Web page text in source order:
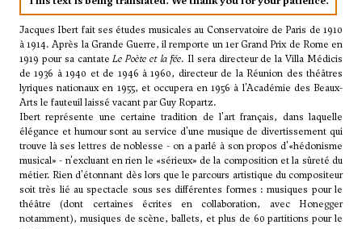
Jacques Ibert fait ses études musicales au Conservatoire de Paris de 1910
à 1914. Après la Grande Guerre, il remporte un 1er Grand Prix de Rome en
1919 pour sa cantateLe Poète et la fée. Il sera directeur de la Villa Médicis
de 1936 à 1940 et de 1946 à 1960, directeur de la Réunion des théâtres
lyriques nationaux en 1955, et occupera en 1956 à l'Académie des Beaux-
Arts le fauteuil laissé vacant par Guy Ropartz.
Ibert représente une certaine tradition de l'art français, dans laquelle
élégance et humour sont au service d'une musique de divertissement qui
trouve là ses lettres de noblesse - on a parlé à son propos d'«hédonisme
musical» - n'excluant en rien le «sérieux» de la composition et la sûreté du
métier. Rien d'étonnant dès lors que le parcours artistique du compositeur
soit très lié au spectacle sous ses différentes formes : musiques pour le
théâtre (dont certaines écrites en collaboration, avec Honegger
notamment), musiques de scène, ballets, et plus de 60 partitions pour le